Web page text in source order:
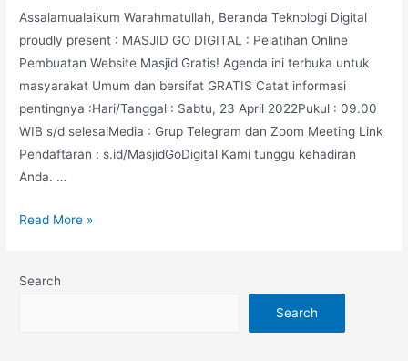
Assalamualaikum Warahmatullah, Beranda Teknologi Digital
proudly present : MASJID GO DIGITAL : Pelatihan Online
Pembuatan Website Masjid Gratis! Agenda ini terbuka untuk
masyarakat Umum dan bersifat GRATIS Catat informasi
pentingnya :Hari/Tanggal : Sabtu, 23 April 2022Pukul : 09.00
WIB s/d selesaiMedia : Grup Telegram dan Zoom Meeting Link
Pendaftaran : s.id/MasjidGoDigital Kami tunggu kehadiran
Anda. …
Read More »
Search
Search